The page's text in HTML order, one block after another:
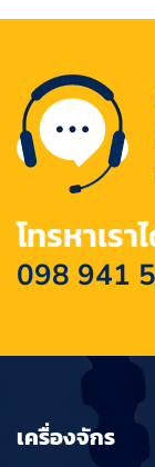
โทรหาเรา
098 941
เครื่องจักร